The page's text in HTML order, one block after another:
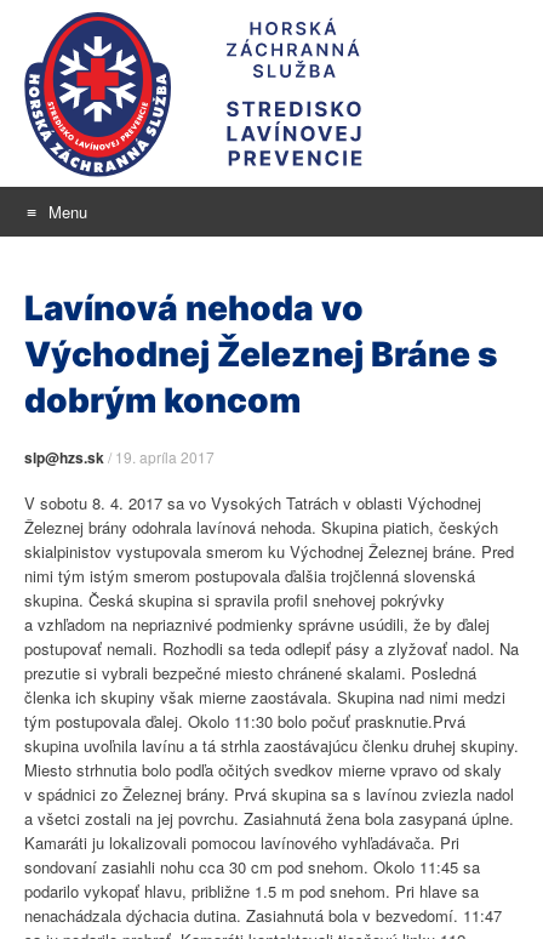
prevencie
Menu
content
Lavínová nehoda vo
Východnej Železnej Bráne s
dobrým koncom
slp@hzs.sk/ 19. apríla 2017
V sobotu 8. 4. 2017 sa vo Vysokých Tatrách v oblasti Východnej
Železnej brány odohrala lavínová nehoda. Skupina piatich, českých
skialpinistov vystupovala smerom ku Východnej Železnej bráne. Pred
nimi tým istým smerom postupovala ďalšia trojčlenná slovenská
skupina. Česká skupina si spravila profil snehovej pokrývky
a vzhľadom na nepriaznivé podmienky správne usúdili, že by ďalej
postupovať nemali. Rozhodli sa teda odlepiť pásy a zlyžovať nadol. Na
prezutie si vybrali bezpečné miesto chránené skalami. Posledná
členka ich skupiny však mierne zaostávala. Skupina nad nimi medzi
tým postupovala ďalej. Okolo 11:30 bolo počuť prasknutie.Prvá
skupina uvoľnila lavínu a tá strhla zaostávajúcu členku druhej skupiny.
Miesto strhnutia bolo podľa očitých svedkov mierne vpravo od skaly
v spádnici zo Železnej brány. Prvá skupina sa s lavínou zviezla nadol
a všetci zostali na jej povrchu. Zasiahnutá žena bola zasypaná úplne.
Kamaráti ju lokalizovali pomocou lavínového vyhľadávača. Pri
sondovaní zasiahli nohu cca 30 cm pod snehom. Okolo 11:45 sa
podarilo vykopať hlavu, približne 1.5 m pod snehom. Pri hlave sa
nenachádzala dýchacia dutina. Zasiahnutá bola v bezvedomí. 11:47